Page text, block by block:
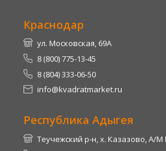
Краснодар
ул. Московская, 69А
8 (800) 775-13-45
8 (804) 333-06-50
info@kvadratmarket.ru
Республика Адыгея
Теучежский р-н, х. Казазово, А/